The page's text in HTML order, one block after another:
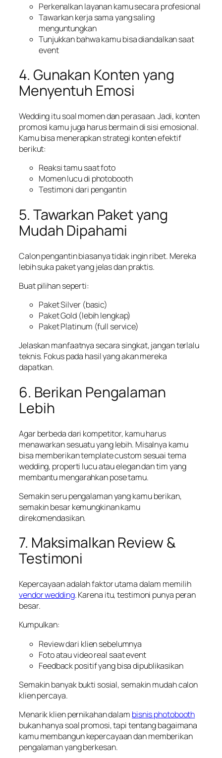
Perkenalkan layanan kamu secara profesional
Tawarkan kerja sama yang saling
menguntungkan
Tunjukkan bahwa kamu bisa diandalkan saat
event
4. Gunakan Konten yang
Menyentuh Emosi
Wedding itu soal momen dan perasaan. Jadi, konten
promosi kamu juga harus bermain di sisi emosional.
Kamu bisa menerapkan strategi konten efektif
berikut:
Reaksi tamu saat foto
Momen lucu di photobooth
Testimoni dari pengantin
5. Tawarkan Paket yang
Mudah Dipahami
Calon pengantin biasanya tidak ingin ribet. Mereka
lebih suka paket yang jelas dan praktis.
Buat pilihan seperti:
Paket Silver (basic)
Paket Gold (lebih lengkap)
Paket Platinum (full service)
Jelaskan manfaatnya secara singkat, jangan terlalu
teknis. Fokus pada hasil yang akan mereka
dapatkan.
6. Berikan Pengalaman
Lebih
Agar berbeda dari kompetitor, kamu harus
menawarkan sesuatu yang lebih. Misalnya kamu
bisa memberikan template custom sesuai tema
wedding, properti lucu atau elegan dan tim yang
membantu mengarahkan pose tamu.
Semakin seru pengalaman yang kamu berikan,
semakin besar kemungkinan kamu
direkomendasikan.
7. Maksimalkan Review &
Testimoni
Kepercayaan adalah faktor utama dalam memilih
vendor wedding. Karena itu, testimoni punya peran
besar.
Kumpulkan:
Review dari klien sebelumnya
Foto atau video real saat event
Feedback positif yang bisa dipublikasikan
Semakin banyak bukti sosial, semakin mudah calon
klien percaya.
Menarik klien pernikahan dalam bisnis photobooth
bukan hanya soal promosi, tapi tentang bagaimana
kamu membangun kepercayaan dan memberikan
pengalaman yang berkesan.